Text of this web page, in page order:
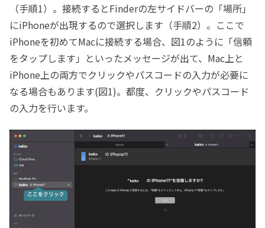
（手順1）。接続するとFinderの左サイドバーの「場所」
にiPhoneが出現するので選択します（手順2）。ここで
iPhoneを初めてMacに接続する場合、図1のように「信頼
をタップします」といったメッセージが出て、Mac上と
iPhone上の両方でクリックやパスコードの入力が必要に
なる場合もあります(図1)。都度、クリックやパスコード
の入力を行います。